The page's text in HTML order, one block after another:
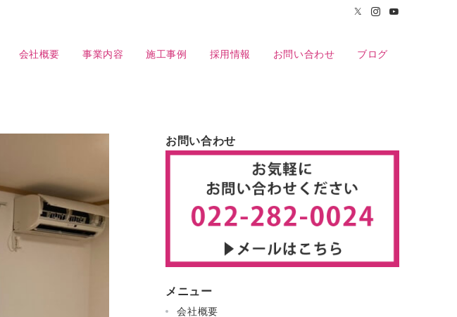
会社概要 事業内容 施工事例 採用情報 お問い合わせ ブログ
お問い合わせ
メニュー
会社概要